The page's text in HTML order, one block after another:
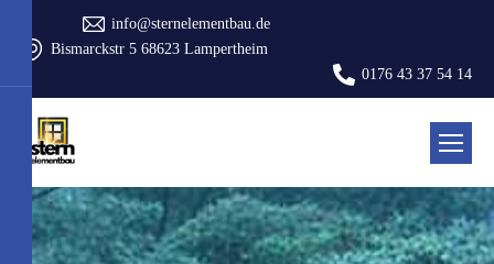
info@sternelementbau.de
Bismarckstr 5 68623 Lampertheim
0176 43 37 54 14